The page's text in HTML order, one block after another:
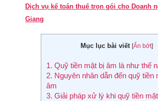
Dịch vụ kế toán thuế trọn gói cho Doanh
Giang
Mục lục bài viết [Ẩn bớt]
1. Quỹ tiền mặt bị âm là như thế
2. Nguyên nhân dẫn đến quỹ tiền
âm
3. Giải pháp xử lý khi quỹ tiền